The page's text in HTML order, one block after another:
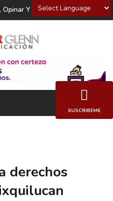
Powered by
Opinar Y Decidir
derechos
SUSCRIBEME